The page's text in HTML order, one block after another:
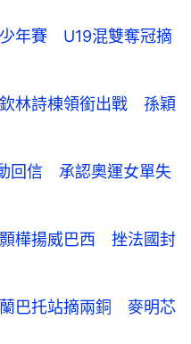
年賽 U19混雙奪冠摘
林詩棟領銜出戰 孫穎
回信 承認奧運女單失
樺揚威巴西 挫法國封
巴托站摘兩銅 麥明芯